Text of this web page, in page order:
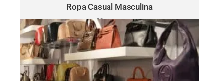
Ropa Casual Masculina
30 piezas
solo $15.00 por pieza
BOLSOS & ACCESORIOS
Este lote puede incluir una variedad de marcas, como: